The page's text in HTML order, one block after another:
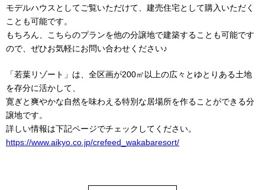
モデルハウスとしてご覧いただけて、建売住宅として購入いただく
ことも可能です。
もちろん、こちらのプランを他の分譲地で建築することも可能です
ので、ぜひお気軽にお問い合わせください♪
「若葉リゾート」は、全区画が200㎡以上の広々とゆとりある土地
を存分に活かして、
寛ぎと爽やかな自然を味わえる特別な居場所を作ることができる分
譲地です。
詳しい情報は下記ページでチェックしてください。
https://www.aikyo.co.jp/crefeed_wakabaresort/